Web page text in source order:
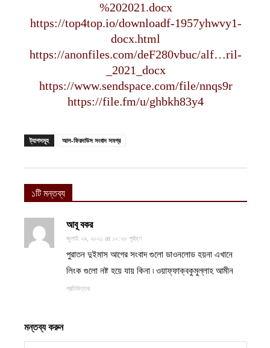
%202021.docx
https://top4top.io/downloadf-1957yhwvy1-
docx.html
https://anonfiles.com/deF280vbuc/alf…ril-
_2021_docx
https://www.sendspace.com/file/nnqs9r
https://file.fm/u/ghbkh83y4
ট্যাগসমূহ আল-ফিরদাউস সংবাদ সমগ্র
১টি মন্তব্য
আবূ বকর
জুলাই ২৯, ২০২১ at ১০:২৮ পূর্বাহ্ণ
পুরাতন দুইমাস আগের সংবাদ গুলো ডাওনলোড হয়না এখানে
লিংক গুলো নষ্ট হয়ে যায় কিনা ৷ ওয়াফ্ফাক্বকুমুল্লাহ আমীন
প্রতিউত্তর
মন্তব্য করুন